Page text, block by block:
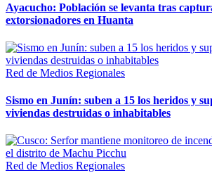
Ayacucho: Población se levanta tras
extorsionadores en Huanta
Red de Medios Regionales
Sismo en Junín: suben a 15 los heridos y
viviendas destruidas o inhabitables
Red de Medios Regionales